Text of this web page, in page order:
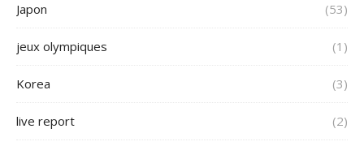
Japon (53)
jeux olympiques (1)
Korea (3)
live report (2)